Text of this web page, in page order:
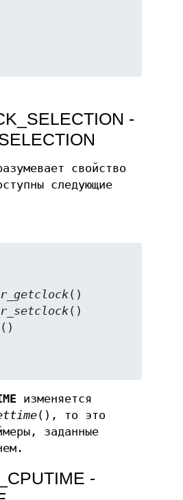
-
свойство
следующие
изменяется
(), то это
заданные
-